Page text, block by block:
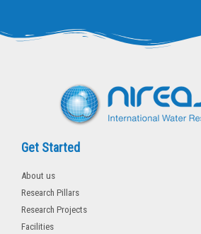
r
o
Get Started
About us
Research Pillars
Research Projects
Facilities